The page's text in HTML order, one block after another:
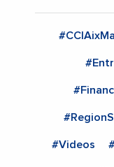
#Videos